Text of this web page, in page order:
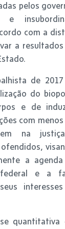
pelos
e
com a
a
de
do
e de
com
na
a
e a